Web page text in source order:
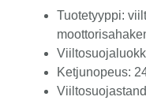
Tuotetyyppi:
Ketjunopeus: